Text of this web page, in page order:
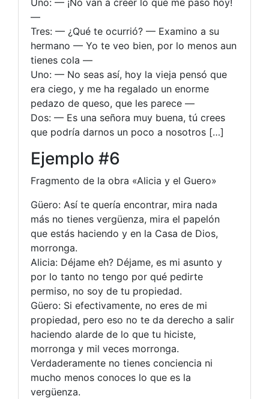
Uno: — ¡No van a creer lo que me paso hoy!
—
Tres: — ¿Qué te ocurrió? — Examino a su
hermano — Yo te veo bien, por lo menos aun
tienes cola —
Uno: — No seas así, hoy la vieja pensó que
era ciego, y me ha regalado un enorme
pedazo de queso, que les parece —
Dos: — Es una señora muy buena, tú crees
que podría darnos un poco a nosotros […]
Ejemplo #6
Fragmento de la obra «Alicia y el Guero»
Güero: Así te quería encontrar, mira nada
más no tienes vergüenza, mira el papelón
que estás haciendo y en la Casa de Dios,
morronga.
Alicia: Déjame eh? Déjame, es mi asunto y
por lo tanto no tengo por qué pedirte
permiso, no soy de tu propiedad.
Güero: Si efectivamente, no eres de mi
propiedad, pero eso no te da derecho a salir
haciendo alarde de lo que tu hiciste,
morronga y mil veces morronga.
Verdaderamente no tienes conciencia ni
mucho menos conoces lo que es la
vergüenza.